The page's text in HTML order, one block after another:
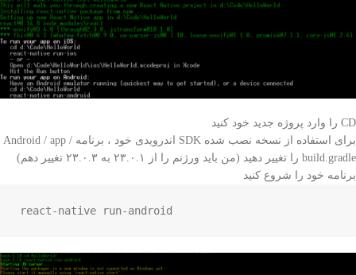
CD را وارد پروژه جدید خود کنید
برای استفاده از نسخه نصب شده SDK اندرویدی خود ، برنامه Android / app /
build.gradle را تغییر دهید (من باید ورژنم را از ۲۳.۰.۱ به ۲۳.۰.۳ تغییر دهم)
برنامه خود را شروع کنید
react-native run-android